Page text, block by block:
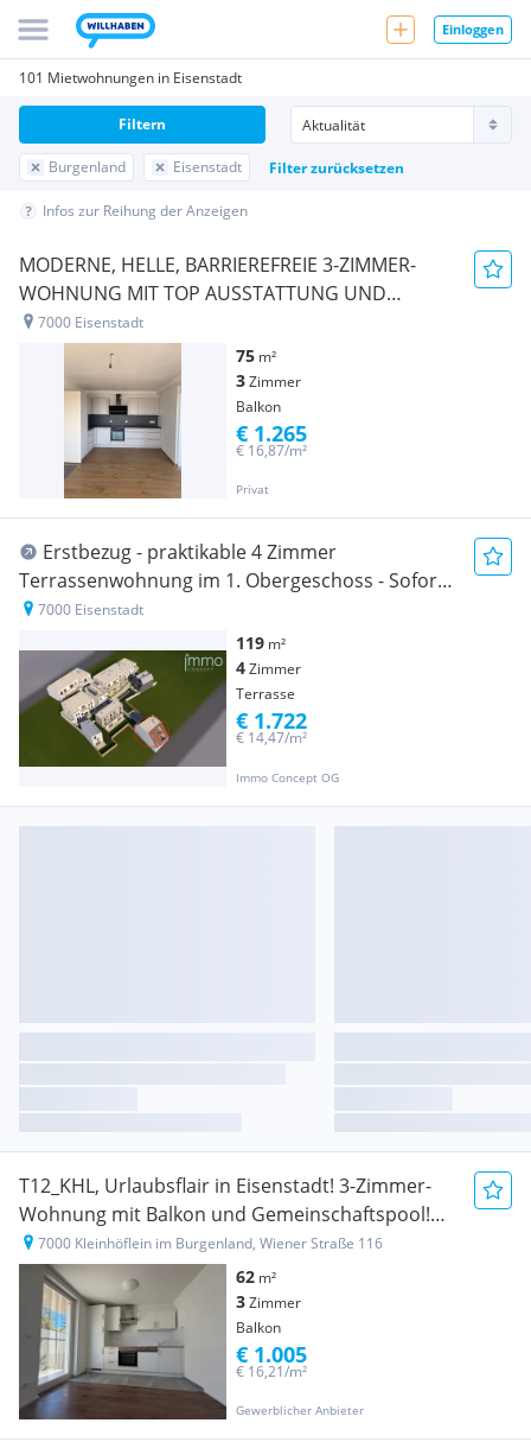
Einloggen
101 Mietwohnungen in Eisenstadt
Burgenland Eisenstadt Filter zurücksetzen
Filtern
Infos zur Reihung der Anzeigen
MODERNE, HELLE, BARRIEREFREIE 3-ZIMMER-
WOHNUNG MIT TOP AUSSTATTUNG UND
PANORAMABALKON ZENTRUMSNAH UND
PROVISIONFREI ZU VERMIETEN!
7000 Eisenstadt
75 m²
3Zimmer
Balkon
Privat
€ 16,87/m²
€ 1.265
Erstbezug - praktikable 4 Zimmer
Terrassenwohnung im 1. Obergeschoss - Sofort
beziehbar mitten in Eisenstadt
7000 Eisenstadt
119 m²
4Zimmer
Terrasse
Immo Concept OG
€ 14,47/m²
€ 1.722
T12_KHL, Urlaubsflair in Eisenstadt! 3-Zimmer-
Wohnung mit Balkon und Gemeinschaftspool!
Provisionsfrei!!
7000 Kleinhöflein im Burgenland, Wiener Straße 116
62 m²
3Zimmer
Balkon
Gewerblicher Anbieter
€ 16,21/m²
€ 1.005